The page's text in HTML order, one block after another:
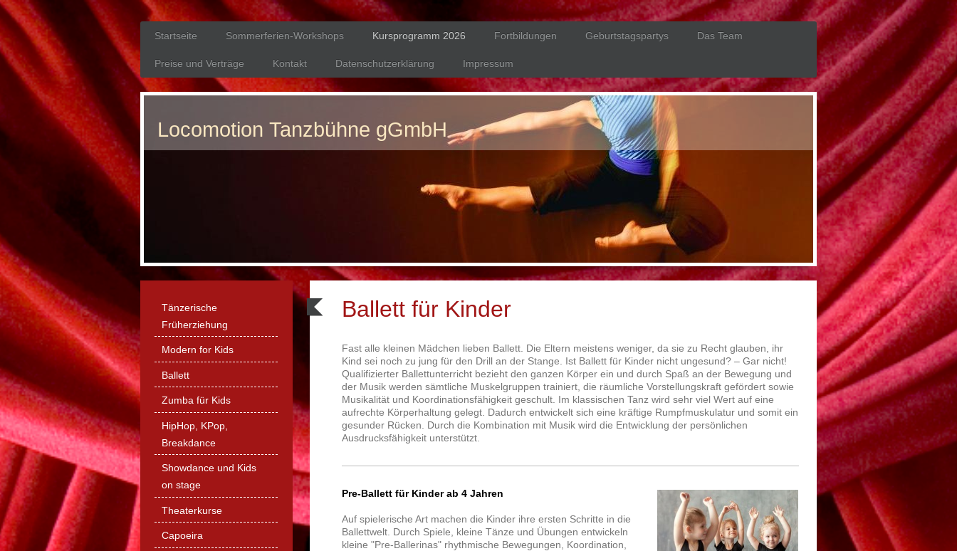
Startseite Sommerferien-Workshops Kursprogramm 2026 Fortbildungen Geburtstagspartys Das Team
Preise und Verträge Kontakt Datenschutzerklärung Impressum
Locomotion Tanzbühne gGmbH
Ballett für Kinder
Fast alle kleinen Mädchen lieben Ballett. Die Eltern meistens weniger, da sie zu Recht glauben, ihr
Kind sei noch zu jung für den Drill an der Stange. Ist Ballett für Kinder nicht ungesund? – Gar nicht!
Qualifizierter Ballettunterricht bezieht den ganzen Körper ein und durch Spaß an der Bewegung und
der Musik werden sämtliche Muskelgruppen trainiert, die räumliche Vorstellungskraft gefördert sowie
Musikalität und Koordinationsfähigkeit geschult. Im klassischen Tanz wird sehr viel Wert auf eine
aufrechte Körperhaltung gelegt. Dadurch entwickelt sich eine kräftige Rumpfmuskulatur und somit ein
gesunder Rücken. Durch die Kombination mit Musik wird die Entwicklung der persönlichen
Ausdrucksfähigkeit unterstützt.
Pre-Ballett für Kinder ab 4 Jahren
Auf spielerische Art machen die Kinder ihre ersten Schritte in die
Ballettwelt. Durch Spiele, kleine Tänze und Übungen entwickeln
kleine "Pre-Ballerinas" rhythmische Bewegungen, Koordination,
Tänzerische
Früherziehung
Modern for Kids
Ballett
Zumba für Kids
HipHop, KPop,
Breakdance
Showdance und Kids
on stage
Theaterkurse
Capoeira